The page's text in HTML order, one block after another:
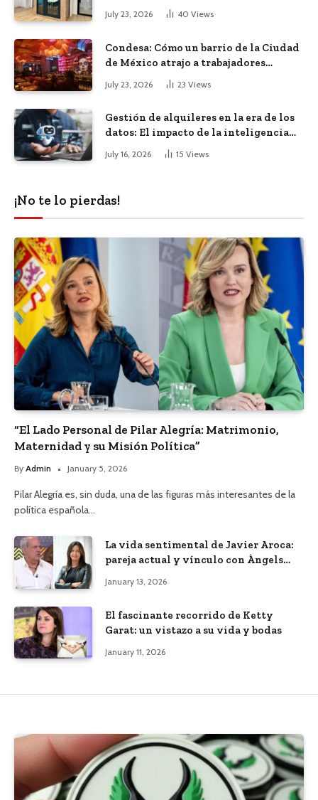
July 23, 2026 40 Views
Condesa: Cómo un barrio de la Ciudad
de México atrajo a trabajadores
remotos de todo el mundo
July 23, 2026 23 Views
Gestión de alquileres en la era de los
datos: El impacto de la inteligencia
July 16, 2026 15 Views
¡No te lo pierdas!
“El Lado Personal de Pilar Alegría: Matrimonio,
Maternidad y su Misión Política”
By Admin January 5, 2026
Pilar Alegría es, sin duda, una de las figuras más interesantes de la
política española…
La vida sentimental de Javier Aroca:
pareja actual y vínculo con Àngels
January 13, 2026
El fascinante recorrido de Ketty
Garat: un vistazo a su vida y bodas
January 11, 2026